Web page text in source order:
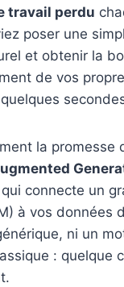
travail perdu
poser une
et obtenir la
de vos
la promesse
connecte un
à vos données
ni un
: quelque